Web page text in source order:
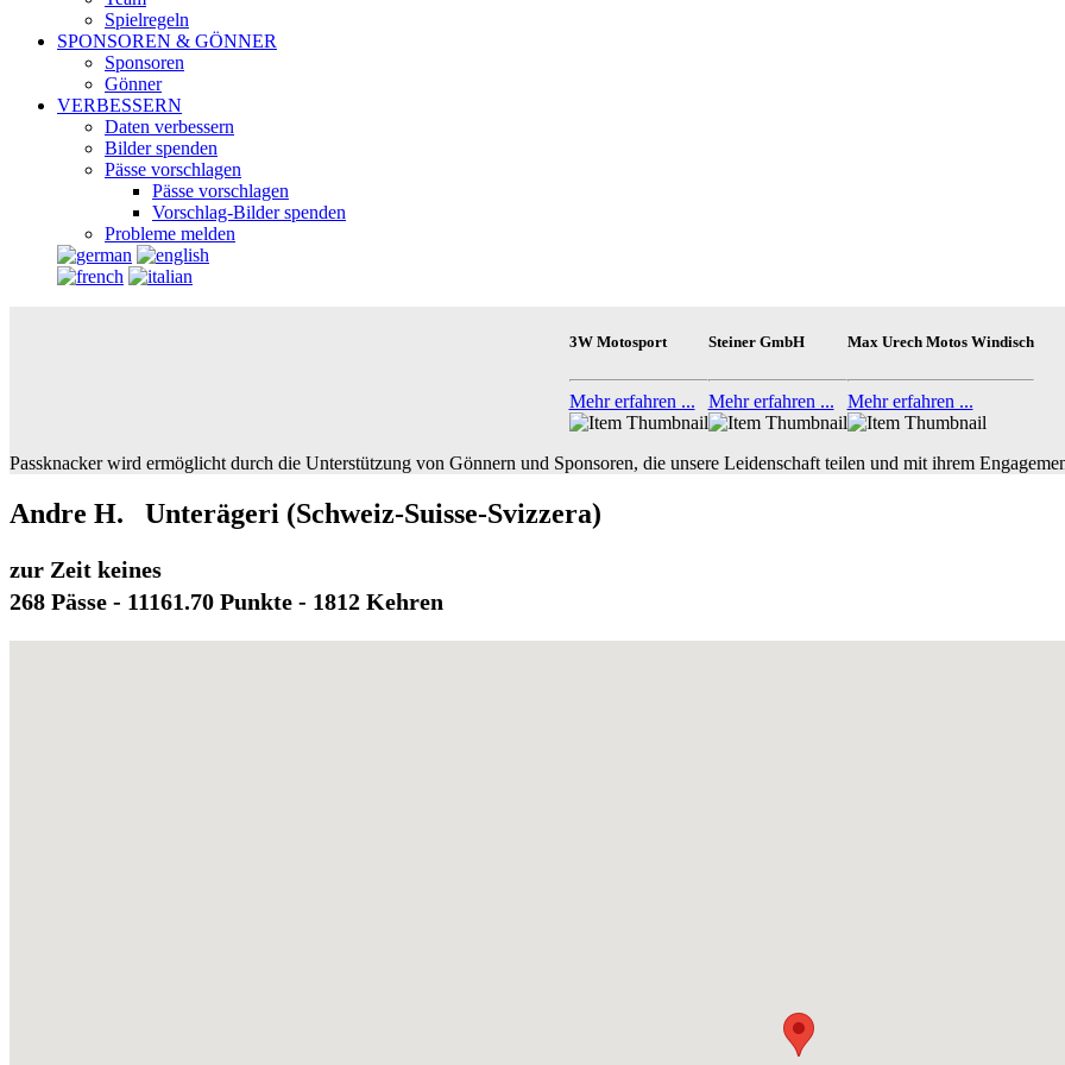
Spielregeln
SPONSOREN & GÖNNER
Sponsoren
Gönner
VERBESSERN
Daten verbessern
Bilder spenden
Pässe vorschlagen
Pässe vorschlagen
Vorschlag-Bilder spenden
Probleme melden
3W Motosport
Mehr erfahren ...
Steiner GmbH
Mehr erfahren ...
Max Urech Motos Windisch
Mehr erfahren ...
Passknacker wird ermöglicht durch die Unterstützung von Gönnern und Sponsoren, die unsere Leidenschaft teilen und mit ihrem
Andre H. Unterägeri (Schweiz-Suisse-Svizzera)
zur Zeit keines
268 Pässe - 11161.70 Punkte - 1812 Kehren